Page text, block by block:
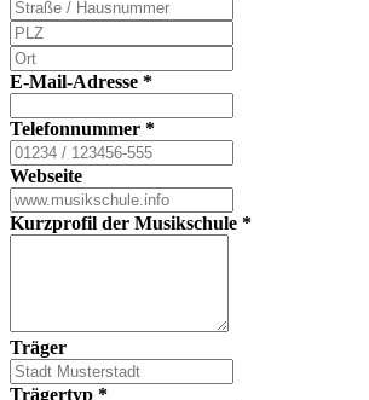
E-Mail-Adresse *
Telefonnummer *
Webseite
Kurzprofil der Musikschule *
Träger
Trägertyp *